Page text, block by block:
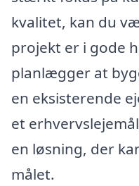
kvalitet, kan du
projekt er i gode
planlægger at
en eksisterende
et
en løsning, der
målet.